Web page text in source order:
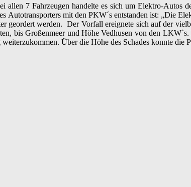
7 Fahrzeugen handelte es sich um Elektro-Autos
Autotransporters mit den PKW´s entstanden ist: „Die
geordert werden. Der Vorfall ereignete sich auf der
bis Großenmeer und Höhe Vedhusen von den
Über die Höhe des Schades konnte die